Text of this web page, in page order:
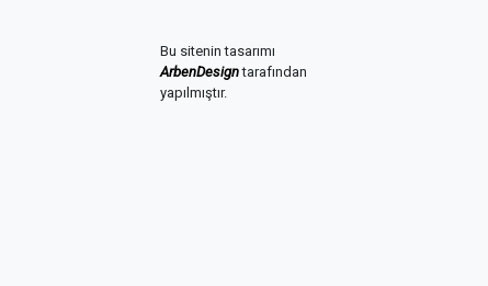
Bu sitenin tasarımı
ArbenDesigntarafından
yapılmıştır.